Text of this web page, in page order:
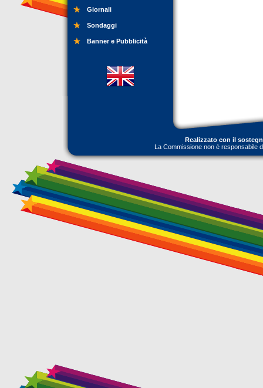
Giornali
Sondaggi
Banner e Pubblicità
Realizzato con il
La Commissione non è responsabile